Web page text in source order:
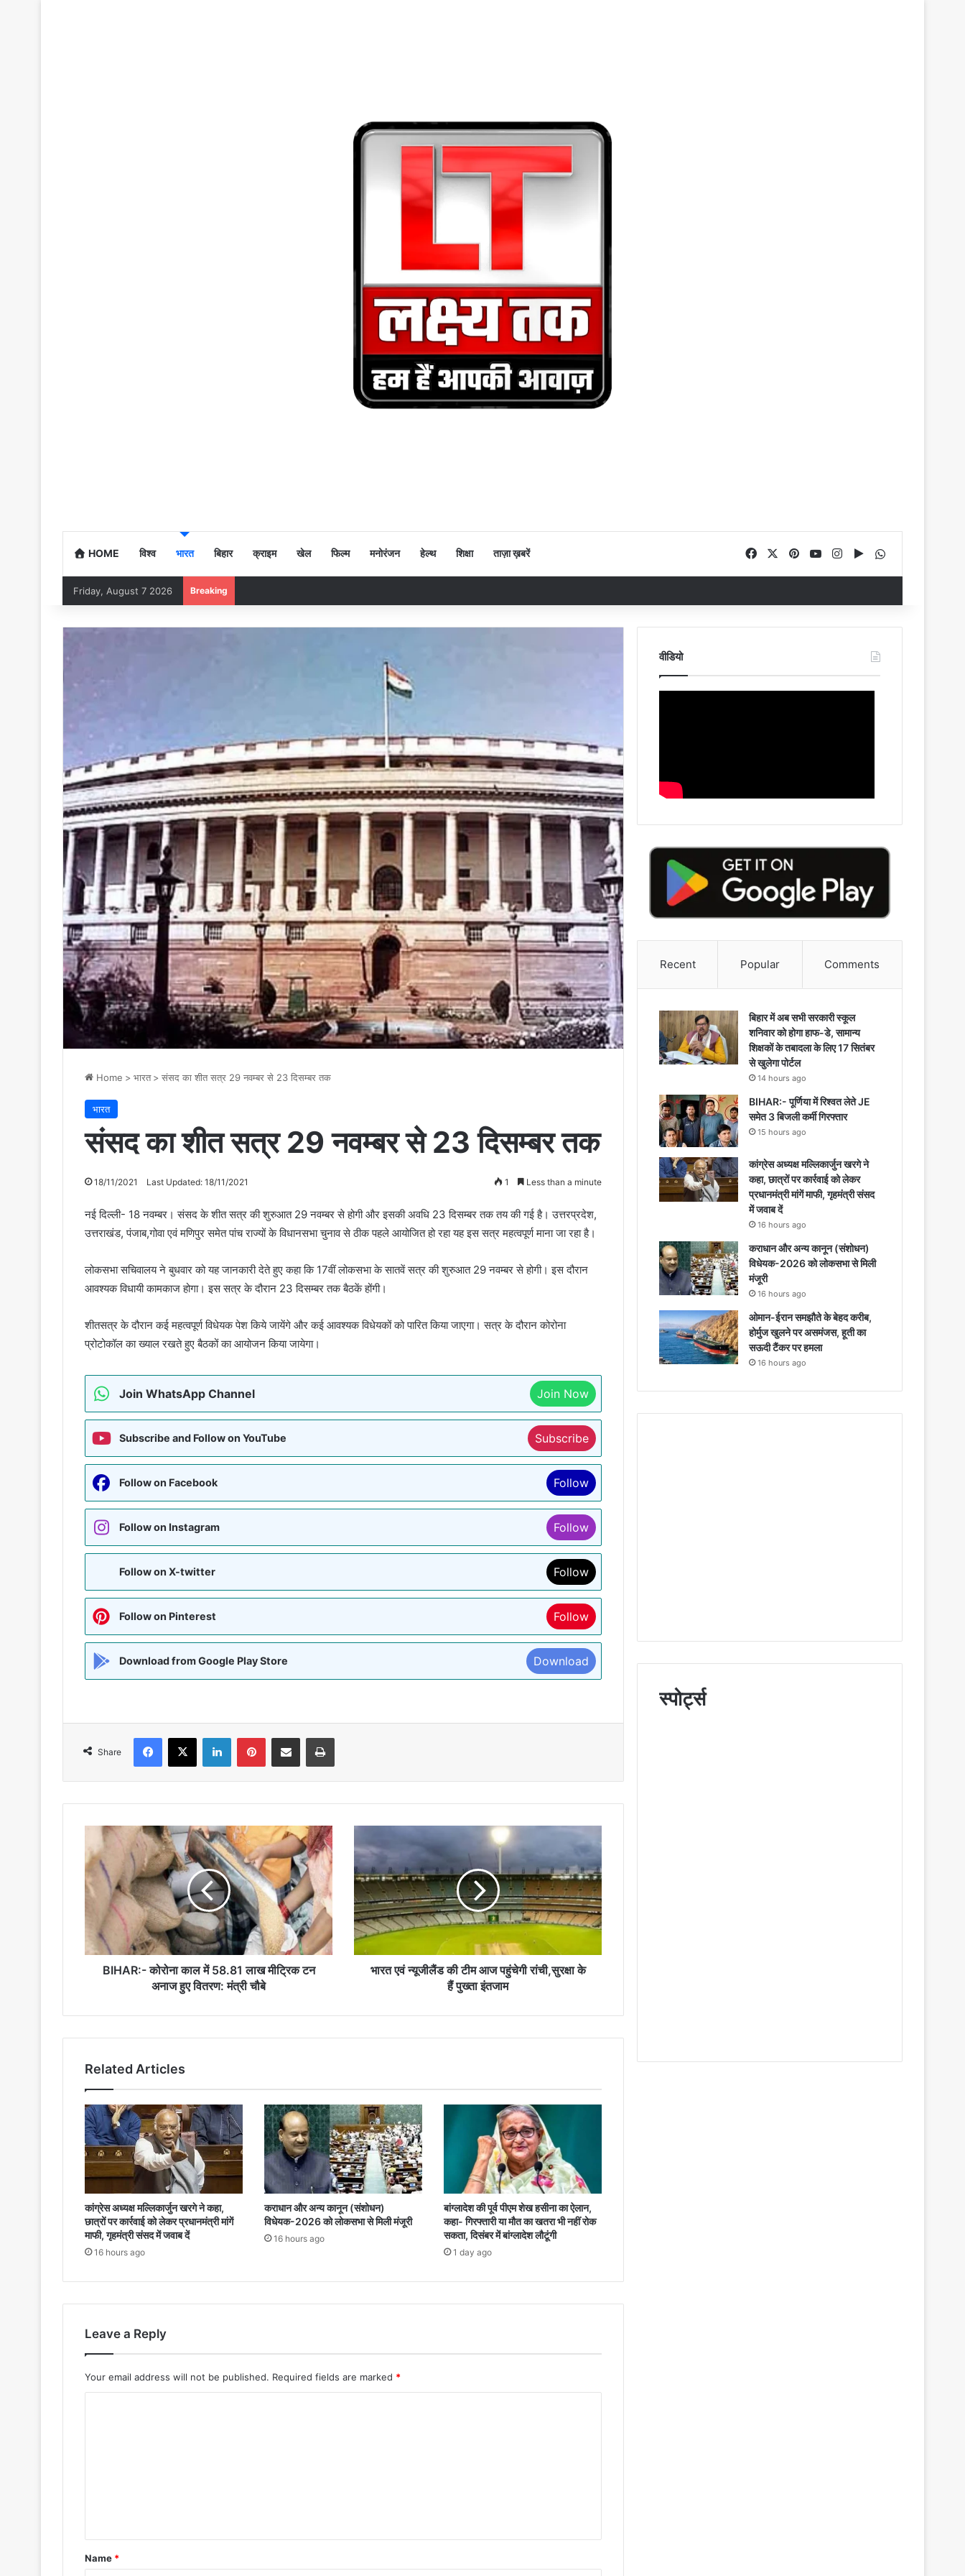
HOME विश्व भारत बिहार क्राइम खेल फिल्म मनोरंजन हेल्थ शिक्षा ताज़ा ख़बरें FacebookPinterestYouTubeInstagram
Google Play
Friday, August 7 2026 Breaking
Home > भारत > संसद का शीत सत्र 29 नवम्बर से 23 दिसम्बर तक
भारत
संसद का शीत सत्र 29 नवम्बर से 23 दिसम्बर तक
18/11/2021 Last Updated: 18/11/2021 1 Less than a minute
नई दिल्ली- 18 नवम्बर। संसद के शीत सत्र की शुरुआत 29 नवम्बर से होगी और इसकी अवधि 23 दिसम्बर तक तय की गई है। उत्तरप्रदेश,
उत्तराखंड, पंजाब,गोवा एवं मणिपुर समेत पांच राज्यों के विधानसभा चुनाव से ठीक पहले आयोजित हो रहा यह इस सत्र महत्वपूर्ण माना जा रहा है।
लोकसभा सचिवालय ने बुधवार को यह जानकारी देते हुए कहा कि 17वीं लोकसभा के सातवें सत्र की शुरुआत 29 नवम्बर से होगी। इस दौरान
आवश्यक विधायी कामकाज होगा। इस सत्र के दौरान 23 दिसम्बर तक बैठकें होंगी।
शीतसत्र के दौरान कई महत्वपूर्ण विधेयक पेश किये जायेंगे और कई आवश्यक विधेयकों को पारित किया जाएगा। सत्र के दौरान कोरोना
प्रोटोकॉल का ख्याल रखते हुए बैठकों का आयोजन किया जायेगा।
Join WhatsApp Channel Join Now
Subscribe and Follow on YouTube Subscribe
Follow on Facebook Follow
Follow on Instagram Follow
Follow on X-twitter Follow
Follow on Pinterest Follow
Download from Google Play Store Download
Share
Facebook
X LinkedInPinterestShare via Email Print
BIHAR:-
कोरोना
काल
में
58.81
अनाज
चौबे
BIHAR:- कोरोना काल में 58.81 लाख मीट्रिक टन
अनाज हुए वितरण: मंत्री चौबे
एवं
न्यूजीलैंड
की
टीम
आज
पहुंचेगी
रांची,सुरक्षा
के
भारत एवं न्यूजीलैंड की टीम आज पहुंचेगी रांची,सुरक्षा के
हैं पुख्ता इंतजाम
Related Articles
कांग्रेस अध्यक्ष मल्लिकार्जुन खरगे ने कहा,
छात्रों पर कार्रवाई को लेकर प्रधानमंत्री मांगें
माफी, गृहमंत्री संसद में जवाब दें
16 hours ago
कराधान और अन्य कानून (संशोधन)
विधेयक-2026 को लोकसभा से मिली मंजूरी
16 hours ago
बांग्लादेश की पूर्व पीएम शेख हसीना का ऐलान,
कहा- गिरफ्तारी या मौत का खतरा भी नहीं रोक
सकता, दिसंबर में बांग्लादेश लौटूंगी
1 day ago
Leave a Reply
Your email address will not be published. Required fields are marked *
*
Name *
वीडियो
Recent Popular Comments
बिहार में अब सभी सरकारी स्कूल
शनिवार को होगा हाफ-डे, सामान्य
शिक्षकों के तबादला के लिए 17 सितंबर
से खुलेगा पोर्टल
14 hours ago
BIHAR:- पूर्णिया में रिश्वत लेते JE
समेत 3 बिजली कर्मी गिरफ्तार
15 hours ago
कांग्रेस अध्यक्ष मल्लिकार्जुन खरगे ने
कहा, छात्रों पर कार्रवाई को लेकर
प्रधानमंत्री मांगें माफी, गृहमंत्री संसद
में जवाब दें
16 hours ago
कराधान और अन्य कानून (संशोधन)
विधेयक-2026 को लोकसभा से मिली
मंजूरी
16 hours ago
ओमान-ईरान समझौते के बेहद करीब,
होर्मुज खुलने पर असमंजस, हूती का
सऊदी टैंकर पर हमला
16 hours ago
स्पोर्ट्स